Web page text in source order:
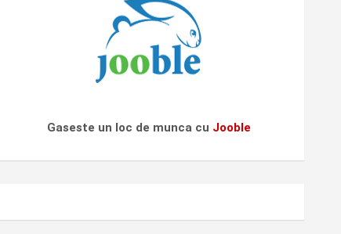
Gaseste un loc de munca cu Jooble